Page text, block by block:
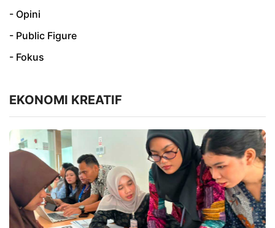
- Opini
- Public Figure
- Fokus
EKONOMI KREATIF